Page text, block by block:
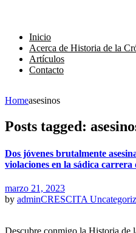
Inicio
Acerca de Historia de la
Artículos
Contacto
Homeasesinos
Posts tagged:
Dos jóvenes brutalmente
violaciones en la sádica
marzo 21, 2023
by adminCRESCITA
Descubre conmigo la Historia de